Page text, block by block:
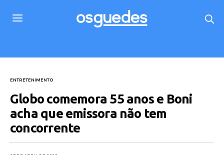
ENTRETENIMENTO
Globo comemora 55 anos e Boni
acha que emissora não tem
concorrente